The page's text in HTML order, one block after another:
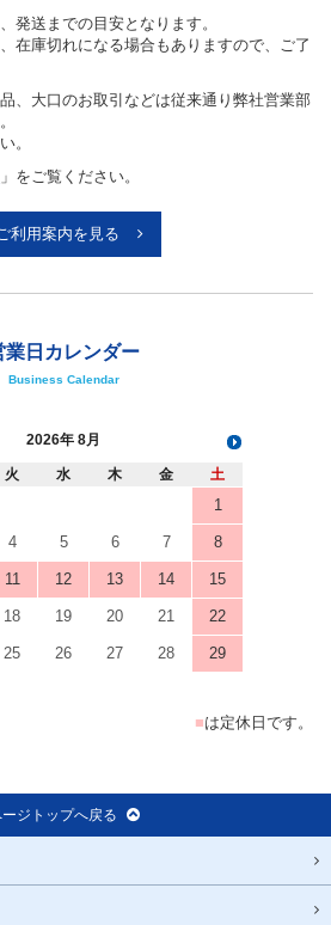
発送までの目安となります。
在庫切れになる場合もありますので、ご了
、大口のお取引などは従来通り弊社営業部
。
」をご覧ください。
利用案内を見る
業日カレンダー
Business Calendar
2026 8月
火 水 木 金 土
1
4 5 6 7 8
11 12 13 14 15
18 19 20 21 22
25 26 27 28 29
■は定休日です。
ジトップへ戻る